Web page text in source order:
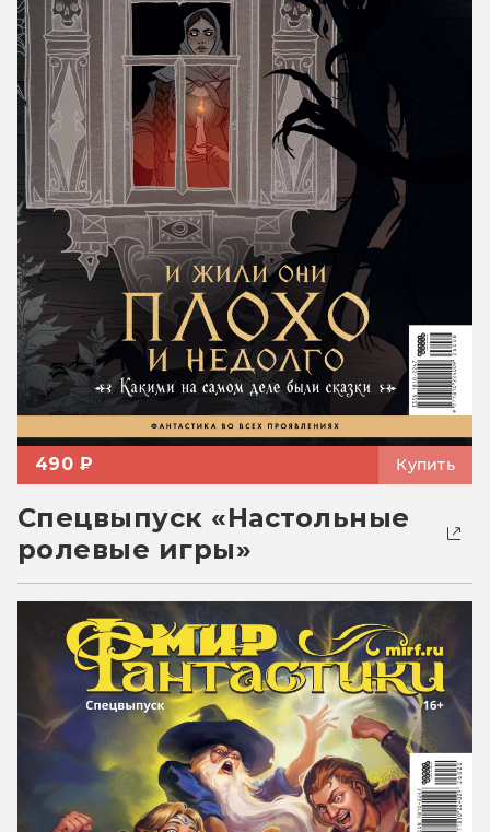
490 ₽ Купить
Спецвыпуск «Настольные
ролевые игры»